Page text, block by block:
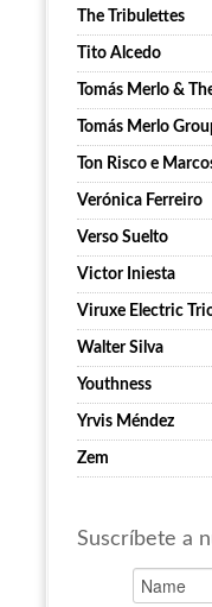
The Tribulettes
Tito Alcedo
Tomás Merlo &
Tomás Merlo
Ton Risco e
Verónica Ferreiro
Verso Suelto
Victor Iniesta
Viruxe Electric
Walter Silva
Youthness
Yrvis Méndez
Zem
Suscríbete a